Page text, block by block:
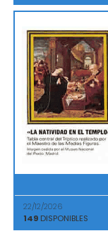
22/12/2026
149 DISPONIBLES